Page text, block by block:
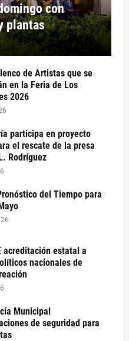
con
plantas
de Artistas que se
en la Feria de Los
2026
participa en proyecto
el rescate de la presa
Rodríguez
del Tiempo para
acreditación estatal a
nacionales de
Municipal
de seguridad para